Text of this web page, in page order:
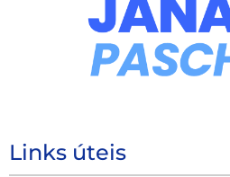
Links úteis